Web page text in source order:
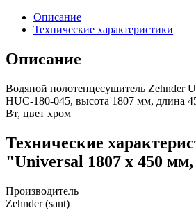
Описание
Технические характеристики
Описание
Водяной полотенцесушитель Zehnder
HUС-180-045, высота 1807 мм, длина
Вт, цвет хром
Технические
"Universal 1807 x 450
Производитель
Zehnder (sant)